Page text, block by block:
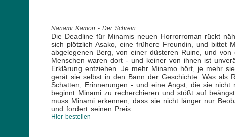
Nanami Kamon - Der Schrein
Die Deadline für Minamis neuen Horrorroman rückt
sich plötzlich Asako, eine frühere Freundin, und bittet
abgelegenen Berg, von einer düsteren Ruine, und
Menschen waren dort - und keiner von ihnen ist
Erklärung entziehen. Je mehr Minamo hört, je mehr
gerät sie selbst in den Bann der Geschichte. Was als
Schatten, Erinnerungen - und eine Angst, die sie
beginnt Minami zu recherchieren und stößt auf
muss Minami erkennen, dass sie nicht länger nur
und fordert seinen Preis.
Hier bestellen